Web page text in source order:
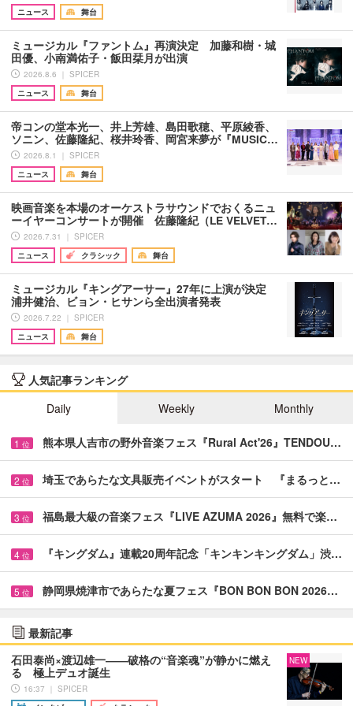
ニュース
舞台
ミュージカル『ファントム』再演決定 加藤和樹・城
田優、小南満佑子・飯田栞月が出演
2026.8.6 ｜ SPICER
ニュース
舞台
帝コンの堂本光一、井上芳雄、島田歌穂、平原綾香、
ソニン、佐藤隆紀、桜井玲香、岡宮来夢が『MUSIC…
2026.8.1 ｜ SPICER
ニュース
舞台
映画音楽を本場のオーケストラサウンドでおくるニュ
ーイヤーコンサートが開催 佐藤隆紀（LE VELVET…
2026.7.31 ｜ SPICER
ニュース
クラシック 舞台
ミュージカル『キングアーサー』27年に上演が決定
浦井健治、ビョン・ヒサンら全出演者発表
2026.7.22 ｜ SPICER
ニュース
舞台
人気記事ランキング
Daily
Weekly Monthly
1 位 熊本県人吉市の野外音楽フェス『Rural Act'26』TENDOU…
2 位 埼玉であらたな文具販売イベントがスタート 『まるっと…
3 位 福島最大級の音楽フェス『LIVE AZUMA 2026』無料で楽…
4 位 『キングダム』連載20周年記念「キンキンキングダム」渋…
5 位 静岡県焼津市であらたな夏フェス『BON BON BON 2026…
最新記事
石田泰尚×渡辺雄一――破格の“音楽魂”が静かに燃え
る 極上デュオ誕生
16:37 ｜ SPICER
NEW